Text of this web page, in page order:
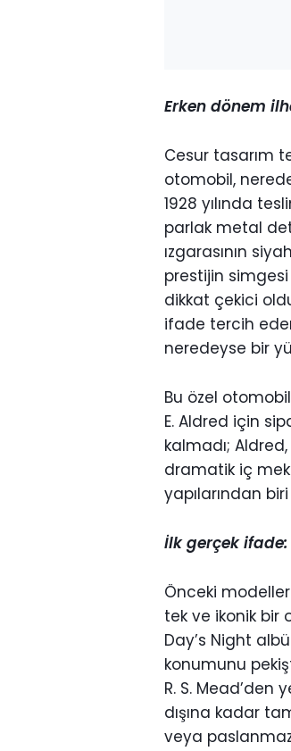
Erken dönem
Cesur tasarım
otomobil,
1928 yılında
parlak metal
ızgarasının
prestijin
dikkat çekici
ifade tercih
neredeyse bir
Bu özel
E. Aldred için
kalmadı;
dramatik iç
yapılarından
İlk gerçek ifade:
Önceki
tek ve ikonik bir
Day’s Night
konumunu
R. S. Mead’den
dışına kadar
veya